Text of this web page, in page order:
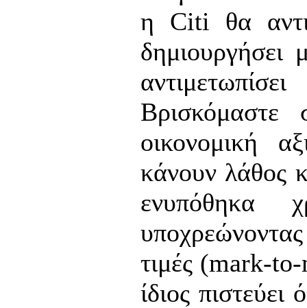
η Citi θα
οικονομική
κάνουν λάθος
ενυπόθηκα
τιμές (mark-
ίδιος